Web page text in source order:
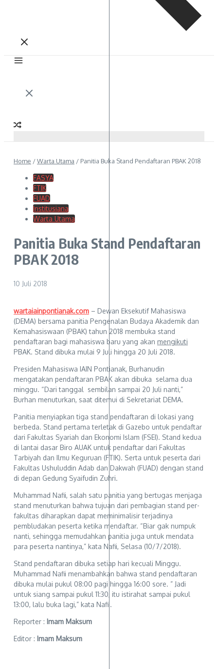
Home /Warta Utama / Panitia Buka Stand Pendaftaran PBAK 2018
FASYA
FTIK
FUAD
Institusiana
Warta Utama
Panitia Buka Stand Pendaftaran
PBAK 2018
10 Juli 2018
wartaiainpontianak.com – Dewan Eksekutif Mahasiswa
(DEMA) bersama panitia Pengenalan Budaya Akademik dan
Kemahasiswaan (PBAK) tahun 2018 membuka stand
pendaftaran bagi mahasiswa baru yang akan mengikuti
PBAK. Stand dibuka mulai 9 Juli hingga 20 Juli 2018.
Presiden Mahasiswa IAIN Pontianak, Burhanudin
mengatakan pendaftaran PBAK akan dibuka selama dua
minggu. “Dari tanggal sembilan sampai 20 Juli nanti,”
Burhan menuturkan, saat ditemui di Sekretariat DEMA.
Panitia menyiapkan tiga stand pendaftaran di lokasi yang
berbeda. Stand pertama terletak di Gazebo untuk pendaftar
dari Fakultas Syariah dan Ekonomi Islam (FSEI). Stand kedua
di lantai dasar Biro AUAK untuk pendaftar dari Fakultas
Tarbiyah dan Ilmu Keguruan (FTIK). Serta untuk peserta dari
Fakultas Ushuluddin Adab dan Dakwah (FUAD) dengan stand
di depan Gedung Syaifudin Zuhri.
Muhammad Nafii, salah satu panitia yang bertugas menjaga
stand menuturkan bahwa tujuan dari pembagian stand per-
fakultas diharapkan dapat meminimalisir terjadinya
pembludakan peserta ketika mendaftar. “Biar gak numpuk
nanti, sehingga memudahkan panitia juga untuk mendata
para peserta nantinya,” kata Nafii, Selasa (10/7/2018).
Stand pendaftaran dibuka setiap hari kecuali Minggu.
Muhammad Nafii menambahkan bahwa stand pendaftaran
dibuka mulai pukul 08:00 pagi hingga 16:00 sore. ” Jadi
untuk siang sampai pukul 11:30, itu istirahat sampai pukul
13:00, lalu buka lagi,” kata Nafii.
Reporter : Imam Maksum
Editor : Imam Maksum